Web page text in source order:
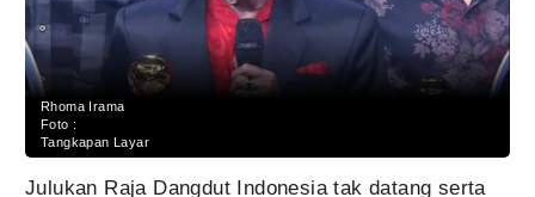
Rhoma Irama
Foto :
Tangkapan Layar
Julukan Raja Dangdut Indonesia tak datang serta